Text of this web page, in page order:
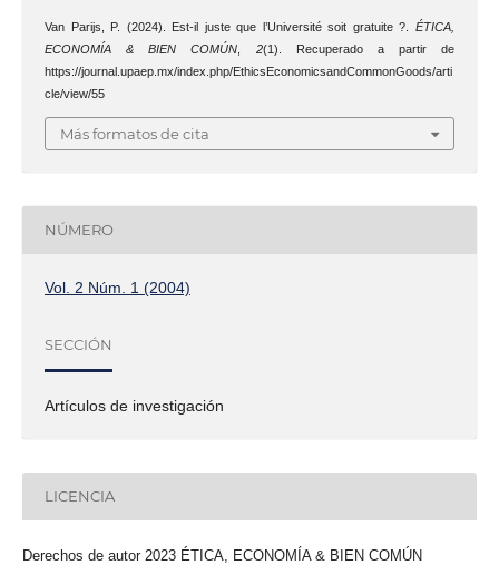
Van Parijs, P. (2024). Est-il juste que l’Université soit gratuite ?.ÉTICA,
ECONOMÍA & BIEN COMÚN
2(1). Recuperado a partir de
https://journal.upaep.mx/index.php/EthicsEconomicsandCommonGoods/arti
cle/view/55
Más formatos de cita
NÚMERO
Vol. 2 Núm. 1 (2004)
SECCIÓN
Artículos de investigación
LICENCIA
Derechos de autor 2023 ÉTICA, ECONOMÍA & BIEN COMÚN